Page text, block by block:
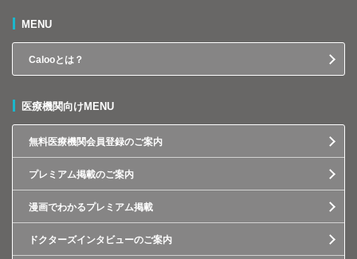
MENU
Calooとは？
医療機関向けMENU
無料医療機関会員登録のご案内
プレミアム掲載のご案内
漫画でわかるプレミアム掲載
ドクターズインタビューのご案内